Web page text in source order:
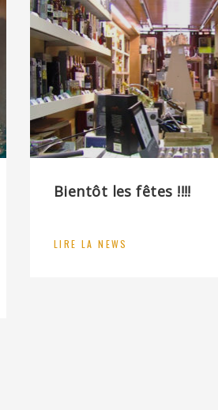
Bientôt les fêtes !!!!
LIRE LA NEWS